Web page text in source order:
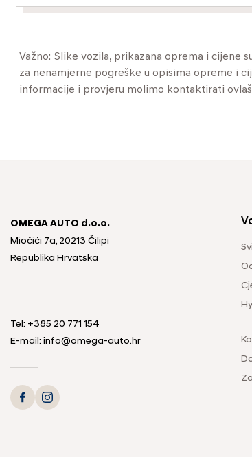
Važno: Slike vozila, prikazana oprema i cijene
za nenamjerne pogreške u opisima opreme i
informacije i provjeru molimo kontaktirati
OMEGA AUTO d.o.o.
Miočići 7a, 20213 Čilipi
Republika Hrvatska
Tel: +385 20 771 154
E-mail: info@omega-auto.hr